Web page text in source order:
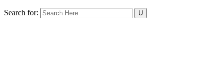
Search for: